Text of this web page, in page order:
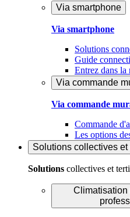
Via smartphone
Via smartphone
Solutions
Guide
Entrez dans la
Via commande
Via commande
Commande
Les options
Solutions collectives et
Solutions collectives et
Climatisation